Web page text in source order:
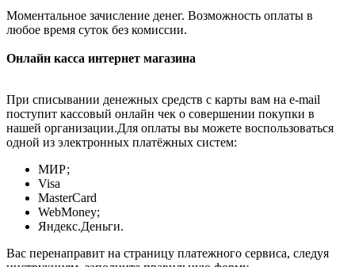
Моментальное зачисление денег. Возможность оплаты в
любое время суток без комиссии.
Онлайн касса интернет магазина
При списывании денежных средств с карты вам на e-mail
поступит кассовый онлайн чек о совершении покупки в
нашей организации.Для оплаты вы можете воспользоваться
одной из электронных платёжных систем:
МИР;
Visa
MasterCard
WebMoney;
Яндекс.Деньги.
Вас перенаправит на страницу платежного сервиса, следуя